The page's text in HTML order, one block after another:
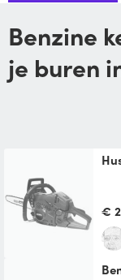
Benzine kettingzaag huren van
je buren
€